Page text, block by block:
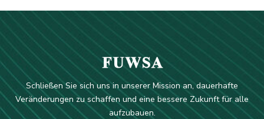
Schließen Sie sich uns in unserer Mission an, dauerhafte
Veränderungen zu schaffen und eine bessere Zukunft für alle
aufzubauen.